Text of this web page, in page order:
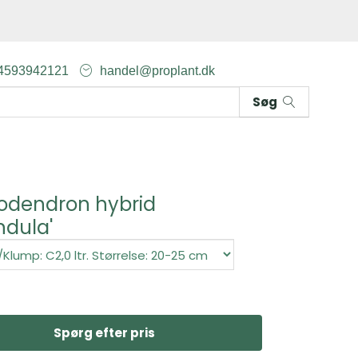
handel@proplant.dk
Søg
hybrid
Spørg efter pris